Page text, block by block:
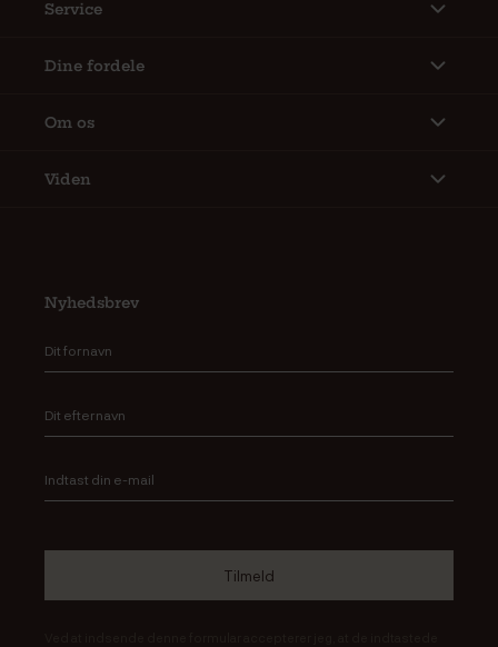
Service
Dine fordele
Om os
Viden
Nyhedsbrev